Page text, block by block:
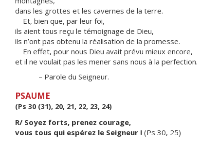
dans les grottes et les cavernes de la terre.
Et, bien que, par leur foi,
ils aient tous reçu le témoignage de Dieu,
ils n’ont pas obtenu la réalisation de la promesse.
En effet, pour nous Dieu avait prévu mieux encore,
et il ne voulait pas les mener sans nous à la perfection.
– Parole du Seigneur.
PSAUME
(Ps 30 (31), 20, 21, 22, 23, 24)
R/ Soyez forts, prenez courage,
vous tous qui espérez le Seigneur ! (Ps 30, 25)